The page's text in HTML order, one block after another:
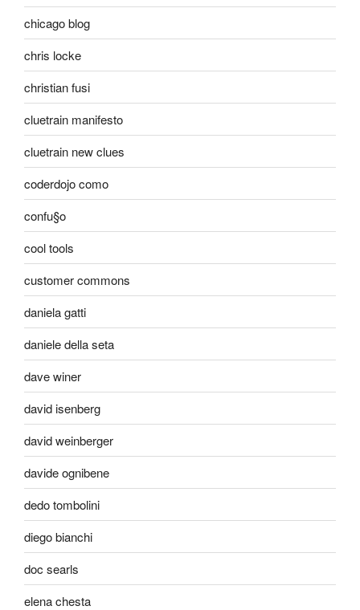
chicago blog
chris locke
christian fusi
cluetrain manifesto
cluetrain new clues
coderdojo como
confu§o
cool tools
customer commons
daniela gatti
daniele della seta
dave winer
david isenberg
david weinberger
davide ognibene
dedo tombolini
diego bianchi
doc searls
elena chesta